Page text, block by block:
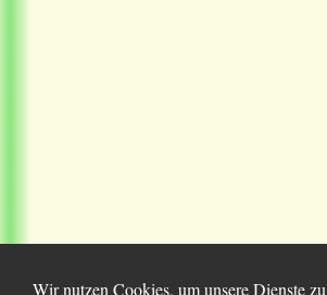
Wir nutzen Cookies, um unsere Dienste